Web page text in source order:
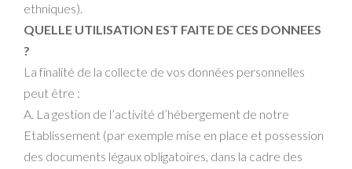
ethniques).
QUELLE UTILISATION EST FAITE DE CES DONNEES
?
La finalité de la collecte de vos données personnelles
peut être :
A. La gestion de l’activité d’hébergement de notre
Etablissement (par exemple mise en place et possession
des documents légaux obligatoires, dans la cadre des